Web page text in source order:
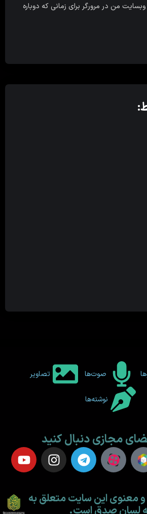
من در مرورگر برای زمانی که دوباره
صوت‌ها تصاویر
نوشته‌ها
مجازی دنبال کنید
معنوی این سایت متعلق به